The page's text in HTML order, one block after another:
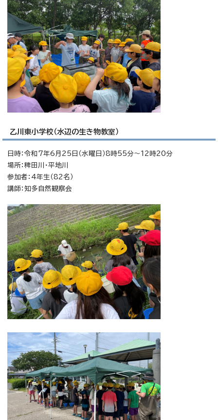
乙川東小学校（水辺の生き物教室）
日時：令和7年6月25日（水曜日）8時55分～12時20分
場所：稗田川・平地川
参加者：4年生（82名）
講師：知多自然観察会